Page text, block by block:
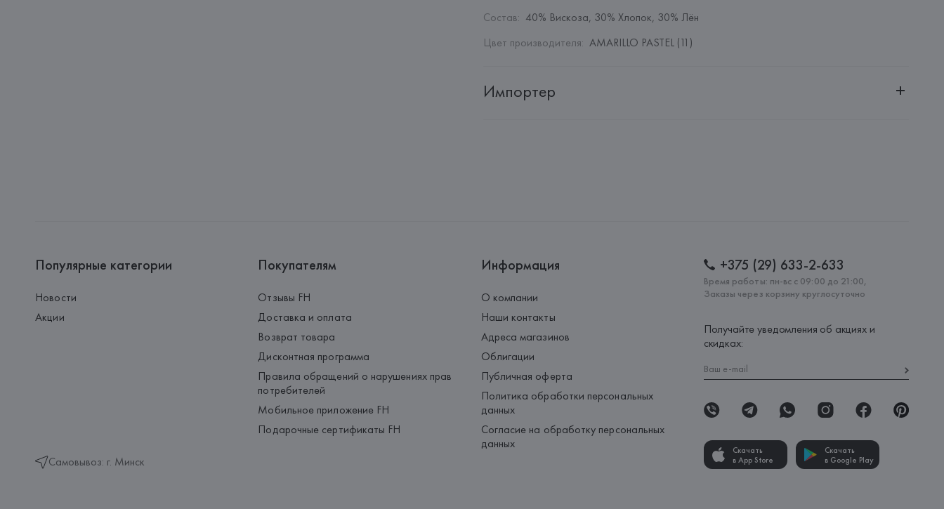
Состав: 40% Вискоза, 30% Хлопок, 30% Лён
Цвет производителя: AMARILLO PASTEL (11)
Импортер
Популярные категории
Новости
Акции
Самовывоз: г. Минск
Покупателям
Отзывы FH
Доставка и оплата
Возврат товара
Дисконтная программа
Правила обращений о нарушениях прав
потребителей
Мобильное приложение FH
Подарочные сертификаты FH
Информация
О компании
Наши контакты
Адреса магазинов
Облигации
Публичная оферта
Политика обработки персональных
данных
Согласие на обработку персональных
данных
+375 (29) 633-2-633
Время работы: пн-вс с 09:00 до 21:00,
Заказы через корзину круглосуточно
Получайте уведомления об акциях и
скидках:
Скачать
в App Store
Скачать
в Google Play